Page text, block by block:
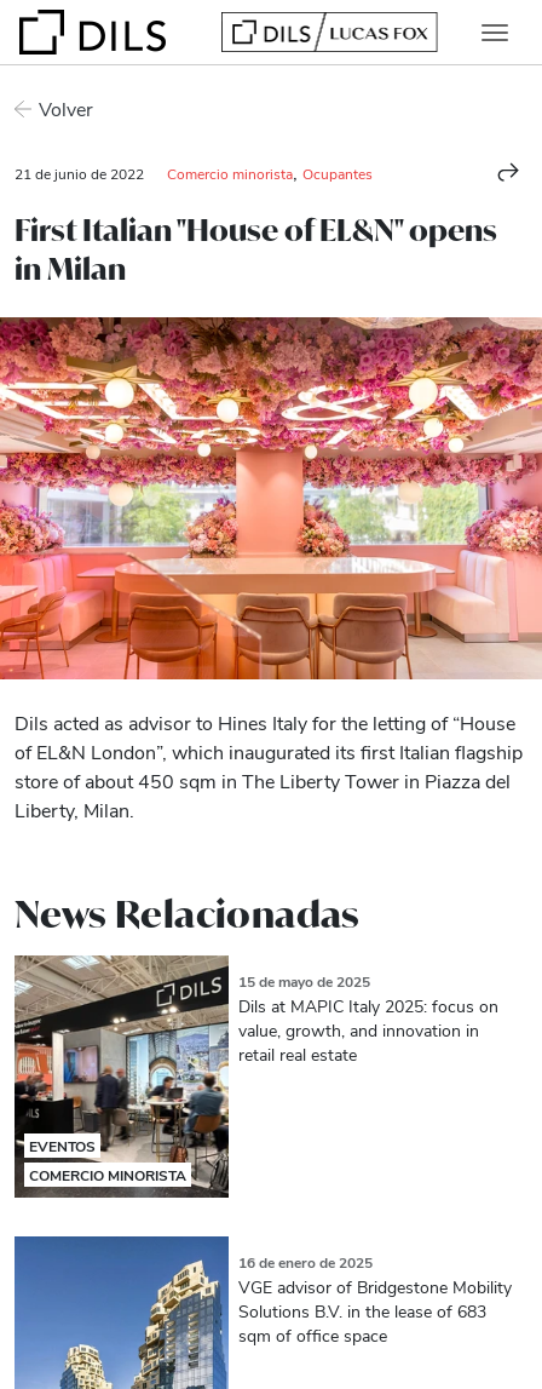
Volver
21 de junio de 2022 Comercio minorista Ocupantes
First Italian "House of EL&N" opens
in Milan
Dils acted as advisor to Hines Italy for the letting of “House
of EL&N London”, which inaugurated its first Italian flagship
store of about 450 sqm in The Liberty Tower in Piazza del
Liberty, Milan.
News Relacionadas
EVENTOS
COMERCIO MINORISTA
15 de mayo de 2025
Dils at MAPIC Italy 2025: focus on
value, growth, and innovation in
retail real estate
16 de enero de 2025
VGE advisor of Bridgestone Mobility
Solutions B.V. in the lease of 683
sqm of office space